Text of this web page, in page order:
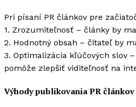
Pri písaní PR článkov pre
1. Zrozumiteľnosť – články by
2. Hodnotný obsah – čitateľ by
3. Optimalizácia kľúčových slov
pomôže zlepšiť viditeľnosť na
Výhody publikovania PR